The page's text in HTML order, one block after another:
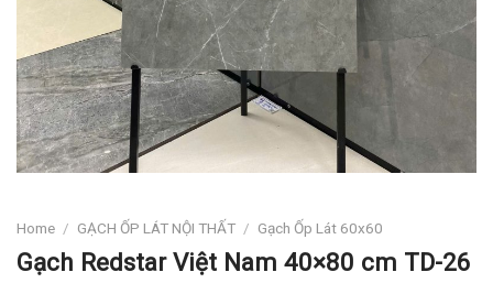
Home / GẠCH ỐP LÁT NỘI THẤT / Gạch Ốp Lát 60x60
Gạch Redstar Việt Nam 40×80 cm TD-26